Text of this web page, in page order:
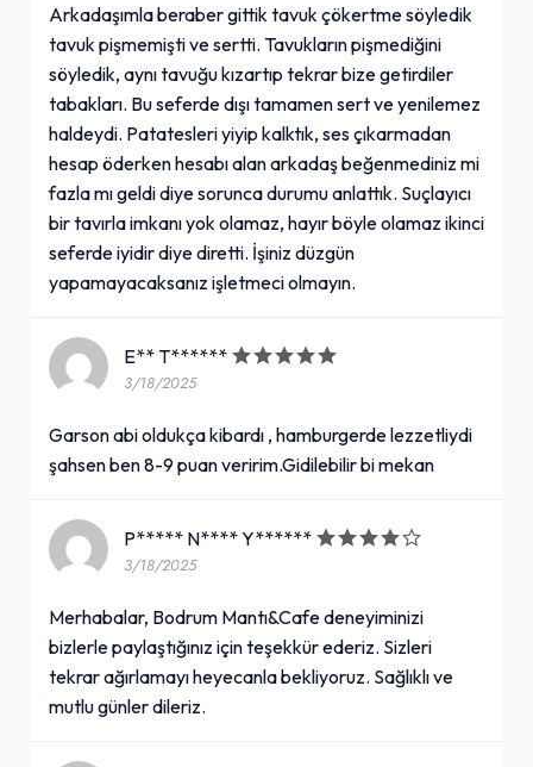
Arkadaşımla beraber gittik tavuk çökertme söyledik
tavuk pişmemişti ve sertti. Tavukların pişmediğini
söyledik, aynı tavuğu kızartıp tekrar bize getirdiler
tabakları. Bu seferde dışı tamamen sert ve yenilemez
haldeydi. Patatesleri yiyip kalktık, ses çıkarmadan
hesap öderken hesabı alan arkadaş beğenmediniz mi
fazla mı geldi diye sorunca durumu anlattık. Suçlayıcı
bir tavırla imkanı yok olamaz, hayır böyle olamaz ikinci
seferde iyidir diye diretti. İşiniz düzgün
yapamayacaksanız işletmeci olmayın.
E** T******
3/18/2025
Garson abi oldukça kibardı , hamburgerde lezzetliydi
şahsen ben 8-9 puan veririm.Gidilebilir bi mekan
P***** N**** Y******
3/18/2025
Merhabalar, Bodrum Mantı&Cafe deneyiminizi
bizlerle paylaştığınız için teşekkür ederiz. Sizleri
tekrar ağırlamayı heyecanla bekliyoruz. Sağlıklı ve
mutlu günler dileriz.